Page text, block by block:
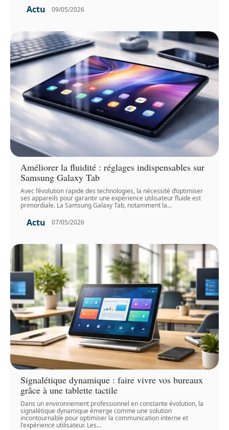
Actu 09/05/2026
Améliorer la fluidité : réglages indispensables sur
Samsung Galaxy Tab
Avec l’évolution rapide des technologies, la nécessité d’optimiser
ses appareils pour garantir une expérience utilisateur fluide est
primordiale. La Samsung Galaxy Tab, notamment la…
Actu 07/05/2026
Signalétique dynamique : faire vivre vos bureaux
grâce à une tablette tactile
Dans un environnement professionnel en constante évolution, la
signalétique dynamique émerge comme une solution
incontournable pour optimiser la communication interne et
l'expérience utilisateur. Les…